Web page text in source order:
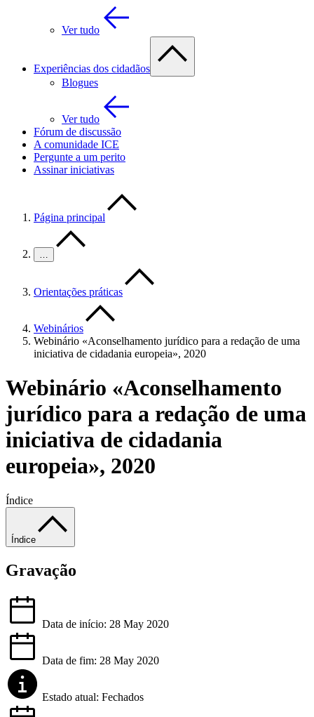
Ver tudo
Experiências dos cidadãos
Blogues
Ver tudo
Fórum de discussão
A comunidade ICE
Pergunte a um perito
Assinar iniciativas
Página principal
…
Orientações práticas
Webinários
Webinário «Aconselhamento jurídico para a redação de uma
iniciativa de cidadania europeia», 2020
Webinário «Aconselhamento
jurídico para a redação de uma
iniciativa de cidadania
europeia», 2020
Índice
Índice
Gravação
Data de início: 28 May 2020
Data de fim: 28 May 2020
Estado atual: Fechados